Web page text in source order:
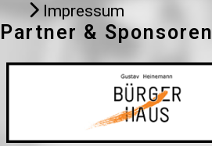
Impressum
Partner & Sponsoren